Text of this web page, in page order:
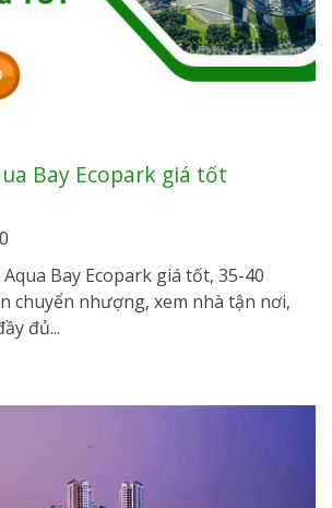
Bay Ecopark giá tốt
Bay Ecopark giá tốt, 35-40
chuyển nhượng, xem nhà tận nơi,
đủ...